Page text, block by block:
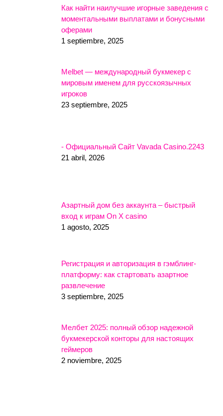
Как найти наилучшие игорные заведения с
моментальными выплатами и бонусными
оферами
1 septiembre, 2025
Melbet — международный букмекер с
мировым именем для русскоязычных
игроков
23 septiembre, 2025
- Официальный Сайт Vavada Casino.2243
21 abril, 2026
Азартный дом без аккаунта – быстрый
вход к играм On X casino
1 agosto, 2025
Регистрация и авторизация в гэмблинг-
платформу: как стартовать азартное
развлечение
3 septiembre, 2025
Мелбет 2025: полный обзор надежной
букмекерской конторы для настоящих
геймеров
2 noviembre, 2025